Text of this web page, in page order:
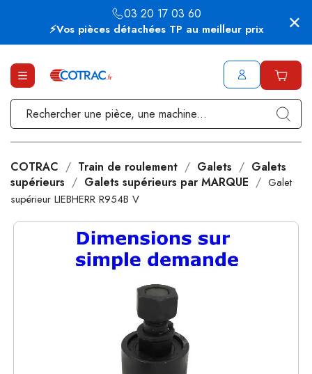
⚡Vos pièces détachées TP au meilleur prix
03 20 17 03 60
COTRAC Train de roulement Galets
Galets
supérieurs
Galets supérieurs par MARQUE
Galet
supérieur LIEBHERR R954B V